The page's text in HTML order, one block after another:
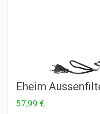
Eheim
57,99 €